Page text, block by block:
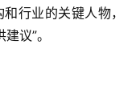
行业的关键人物，
议”。